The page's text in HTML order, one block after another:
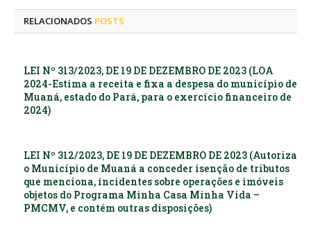
RELACIONADOS POSTS
LEI Nº 313/2023, DE 19 DE DEZEMBRO DE 2023 (LOA
2024-Estima a receita e fixa a despesa do município de
Muaná, estado do Pará, para o exercício financeiro de
2024)
LEI Nº 312/2023, DE 19 DE DEZEMBRO DE 2023 (Autoriza
o Município de Muaná a conceder isenção de tributos
que menciona, incidentes sobre operações e imóveis
objetos do Programa Minha Casa Minha Vida –
PMCMV, e contém outras disposições)